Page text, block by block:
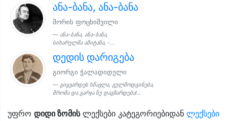
ანა-ბანა, ანა-ბანა
მორის ფოცხიშვილი
ანა-ბანა, ანა-ბანა,
სიხარულმა ამიტანა, -...
დედის დარიგება
გიორგი ჭალადიდელი
გიყვარდეს სწავლა, გულმოდგინება,
შრომა და გარჯა ნუ დაგზარდება!...
უფრო დიდი ზომისლექსები კატეგორიებიდან ლექსები